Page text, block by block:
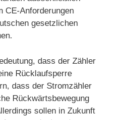
CE-Anforderungen
gesetzlichen
dass der Zähler
Rücklaufsperre
dass der Stromzähler
Rückwärtsbewegung
sollen in Zukunft